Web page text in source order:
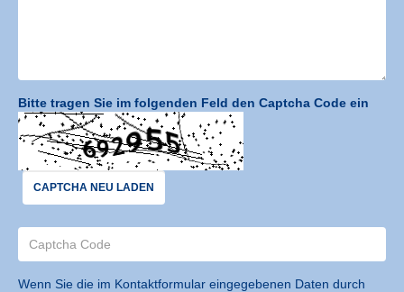
Bitte tragen Sie im folgenden Feld den Captcha Code ein
CAPTCHA NEU LADEN
Wenn Sie die im Kontaktformular eingegebenen Daten durch